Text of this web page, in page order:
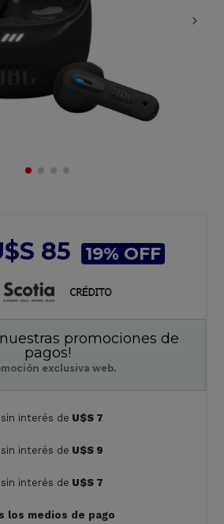
85 19% OFF
promociones de
pagos!
exclusiva web.
interés de U$S 7
interés de U$S 9
interés de U$S 7
Ver cuotas y todos los medios de pago